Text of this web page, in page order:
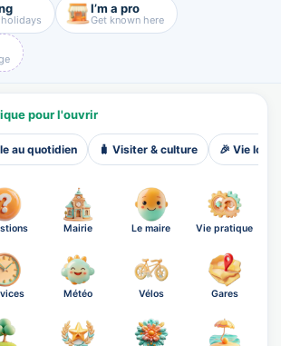
I’m a pro
Get known here
pour l'ouvrir
au quotidien 🧳 Visiter & culture 🎉 Vie
Mairie Le maire Vie pratique
Météo Vélos Gares